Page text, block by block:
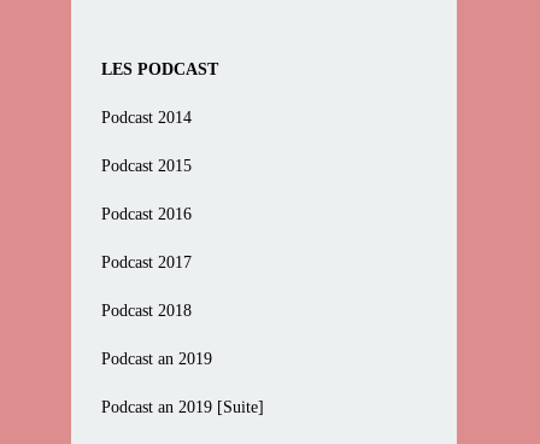
LES PODCAST
Podcast 2014
Podcast 2015
Podcast 2016
Podcast 2017
Podcast 2018
Podcast an 2019
Podcast an 2019 [Suite]